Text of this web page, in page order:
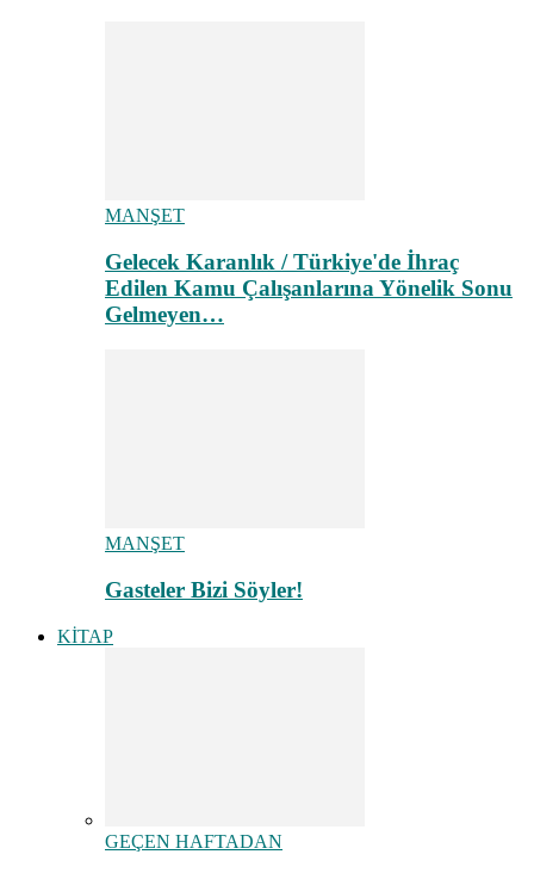
MANŞET
Gelecek Karanlık / Türkiye'de İhraç
Edilen Kamu Çalışanlarına Yönelik Sonu
Gelmeyen…
MANŞET
Gasteler Bizi Söyler!
KİTAP
GEÇEN HAFTADAN